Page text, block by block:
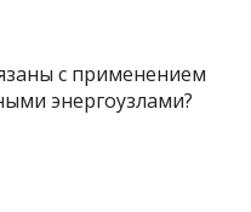
с применением
энергоузлами?